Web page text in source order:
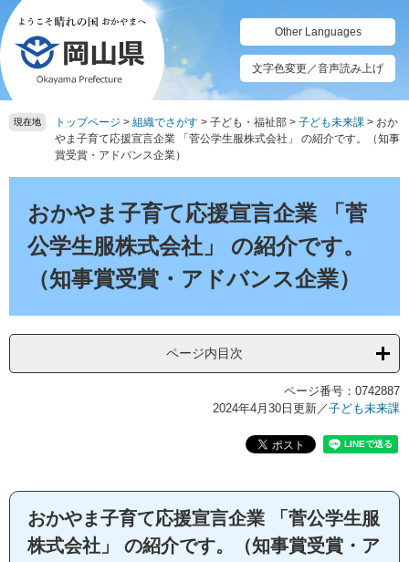
ペ
ー
ジ
の
先
頭
メ
ニ
ュ
ー
を
飛
本
Other Languages
文字色変更／音声読み上げ
現在地 トップページ > 組織でさがす > 子ども・福祉部 > 子ども未来課 > おか
やま子育て応援宣言企業 「菅公学生服株式会社」 の紹介です。（知事
賞受賞・アドバンス企業）
おかやま子育て応援宣言企業 「菅
公学生服株式会社」 の紹介です。
（知事賞受賞・アドバンス企業）
ページ内目次
ページ番号：0742887
2024年4月30日更新／子ども未来課
おかやま子育て応援宣言企業 「菅公学生服
株式会社」 の紹介です。（知事賞受賞・ア